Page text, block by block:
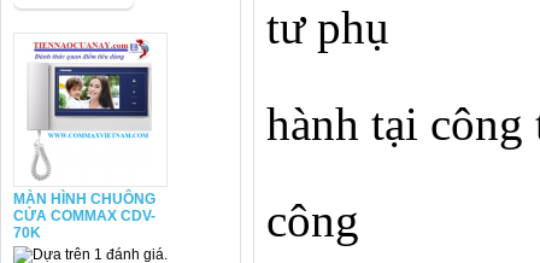
MÀN HÌNH CHUÔNG
CỬA COMMAX CDV-
70K
tư phụ
hành tại
công